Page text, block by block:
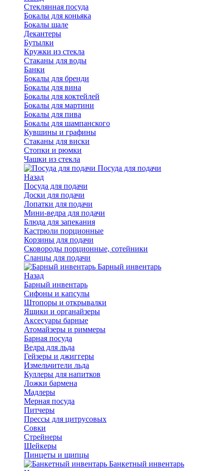
Стеклянная посуда
Бокалы для коньяка
Бокалы шале
Декантеры
Бутылки
Кружки из стекла
Стаканы для воды
Банки
Бокалы для бренди
Бокалы для вина
Бокалы для коктейлей
Бокалы для мартини
Бокалы для пива
Бокалы для шампанского
Кувшины и графины
Стаканы для виски
Стопки и рюмки
Чашки из стекла
Посуда для подачи
Назад
Посуда для подачи
Доски для подачи
Лопатки для подачи
Мини-ведра для подачи
Блюда для запекания
Кастрюли порционные
Корзины для подачи
Сковороды порционные, сотейники
Сланцы для подачи
Барный инвентарь
Назад
Барный инвентарь
Сифоны и капсулы
Штопоры и открывалки
Ящики и органайзеры
Аксесуары барные
Атомайзеры и риммеры
Барная посуда
Ведра для льда
Гейзеры и джиггеры
Измельчители льда
Куллеры для напитков
Ложки бармена
Мадлеры
Мерная посуда
Питчеры
Прессы для цитрусовых
Совки
Стрейнеры
Шейкеры
Пинцеты и щипцы
Банкетный инвентарь